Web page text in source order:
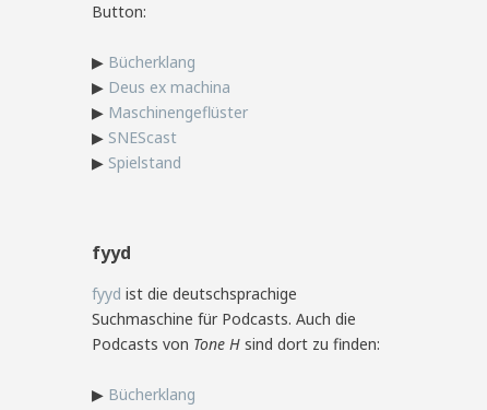
Button:
▶ Bücherklang
▶ Deus ex machina
▶ Maschinengeflüster
▶ SNEScast
▶ Spielstand
fyyd
fyyd ist die deutschsprachige
Suchmaschine für Podcasts. Auch die
Podcasts von Tone H sind dort zu finden:
▶ Bücherklang